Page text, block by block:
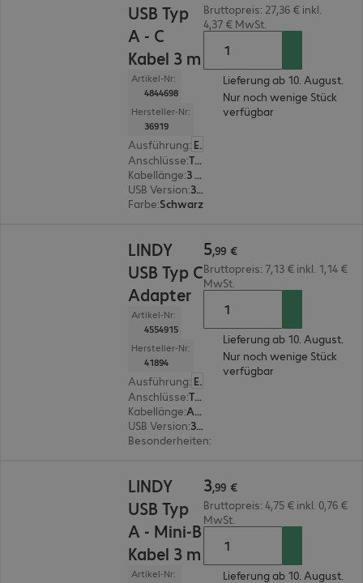
USB Typ
A - C
Kabel 3 m
Artikel-Nr:
4844698
Hersteller-Nr:
36919
Ausführung:
Europäisch
Anschlüsse: Typ C | Typ A
Kabellänge:
3 m
USB Version: 3.1
Farbe:Schwarz
Bruttopreis: 27,36 € inkl.
4,37 € MwSt.
Lieferung ab 10. August.
Nur noch wenige Stück
verfügbar
LINDY
USB Typ C
Adapter
Artikel-Nr:
4554915
Hersteller-Nr:
41894
Ausführung:
Europäisch
Anschlüsse: Typ C | Typ C
Kabellänge:
Adapter 0 m
USB Version: 3.2
Besonderheiten:
5,99 €
Bruttopreis: 7,13 € inkl. 1,14 €
MwSt.
Lieferung ab 10. August.
Nur noch wenige Stück
verfügbar
LINDY
USB Typ
A - Mini-B
Kabel 3 m
Artikel-Nr:
3,99 €
Bruttopreis: 4,75 € inkl. 0,76 €
MwSt.
Lieferung ab 10. August.